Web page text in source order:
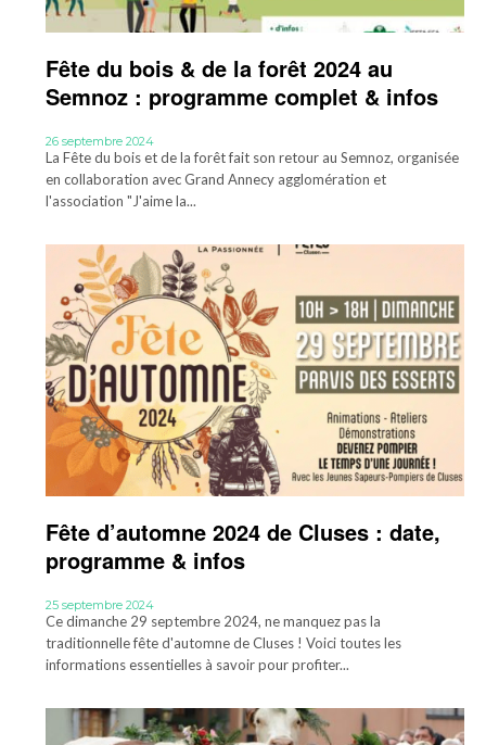
Fête du bois & de la forêt 2024 au
Semnoz : programme complet & infos
26 septembre 2024
La Fête du bois et de la forêt fait son retour au Semnoz, organisée
en collaboration avec Grand Annecy agglomération et
l'association "J'aime la...
Fête d’automne 2024 de Cluses : date,
programme & infos
25 septembre 2024
Ce dimanche 29 septembre 2024, ne manquez pas la
traditionnelle fête d'automne de Cluses ! Voici toutes les
informations essentielles à savoir pour profiter...